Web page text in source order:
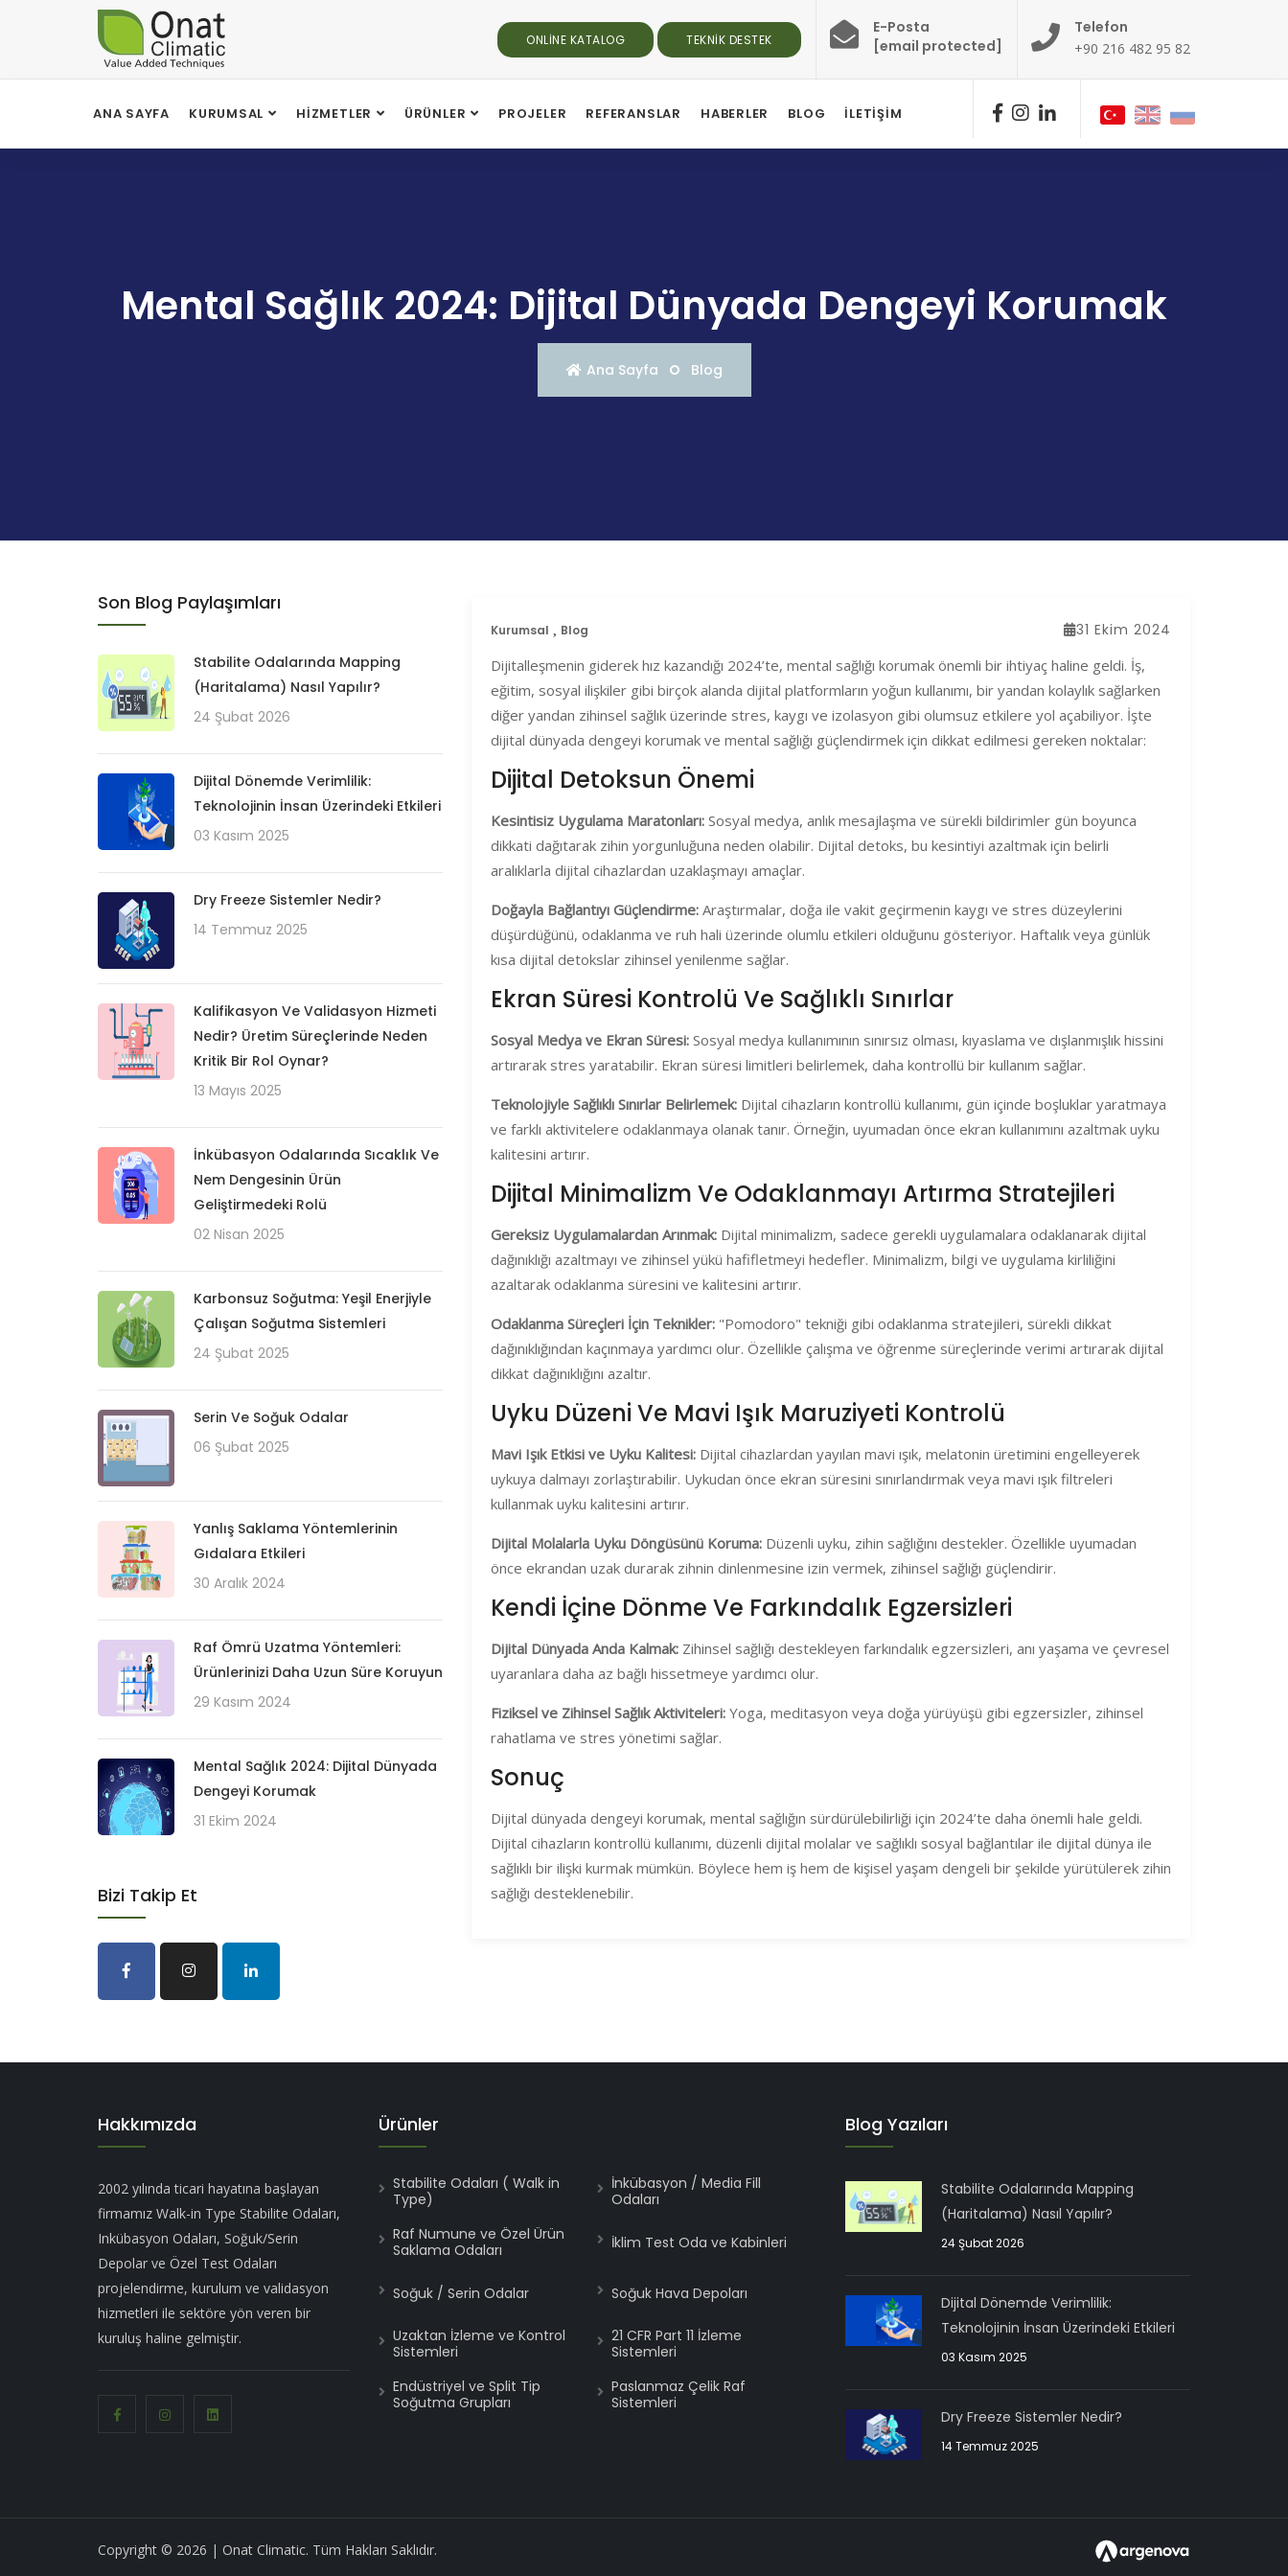
ONLINE KATALOG TEKNIK DESTEK
E-Posta
[email protected]
Telefon
+90 216 482 95 82
ANA SAYFA KURUMSAL HIZMETLER ÜRÜNLER PROJELER REFERANSLAR HABERLER BLOG İLETIŞIM
Mental Sağlık 2024: Dijital Dünyada Dengeyi Korumak
Ana Sayfa Blog
Son Blog Paylaşımları
Stabilite Odalarında Mapping
(Haritalama) Nasıl Yapılır?
24 Şubat 2026
Dijital Dönemde Verimlilik:
Teknolojinin İnsan Üzerindeki Etkileri
03 Kasım 2025
Dry Freeze Sistemler Nedir?
14 Temmuz 2025
Kalifikasyon Ve Validasyon Hizmeti
Nedir? Üretim Süreçlerinde Neden
Kritik Bir Rol Oynar?
13 Mayıs 2025
İnkübasyon Odalarında Sıcaklık Ve
Nem Dengesinin Ürün
Geliştirmedeki Rolü
02 Nisan 2025
Karbonsuz Soğutma: Yeşil Enerjiyle
Çalışan Soğutma Sistemleri
24 Şubat 2025
Serin Ve Soğuk Odalar
06 Şubat 2025
Yanlış Saklama Yöntemlerinin
Gıdalara Etkileri
30 Aralık 2024
Raf Ömrü Uzatma Yöntemleri:
Ürünlerinizi Daha Uzun Süre Koruyun
29 Kasım 2024
Mental Sağlık 2024: Dijital Dünyada
Dengeyi Korumak
31 Ekim 2024
Bizi Takip Et
Kurumsal Blog
31 Ekim 2024
Dijitalleşmenin giderek hız kazandığı 2024’te, mental sağlığı korumak önemli bir ihtiyaç haline geldi. İş,
eğitim, sosyal ilişkiler gibi birçok alanda dijital platformların yoğun kullanımı, bir yandan kolaylık sağlarken
diğer yandan zihinsel sağlık üzerinde stres, kaygı ve izolasyon gibi olumsuz etkilere yol açabiliyor. İşte
dijital dünyada dengeyi korumak ve mental sağlığı güçlendirmek için dikkat edilmesi gereken noktalar:
Dijital Detoksun Önemi
Kesintisiz Uygulama Maratonları: Sosyal medya, anlık mesajlaşma ve sürekli bildirimler gün boyunca
dikkati dağıtarak zihin yorgunluğuna neden olabilir. Dijital detoks, bu kesintiyi azaltmak için belirli
aralıklarla dijital cihazlardan uzaklaşmayı amaçlar.
Doğayla Bağlantıyı Güçlendirme: Araştırmalar, doğa ile vakit geçirmenin kaygı ve stres düzeylerini
düşürdüğünü, odaklanma ve ruh hali üzerinde olumlu etkileri olduğunu gösteriyor. Haftalık veya günlük
kısa dijital detokslar zihinsel yenilenme sağlar.
Ekran Süresi Kontrolü Ve Sağlıklı Sınırlar
Sosyal Medya ve Ekran Süresi: Sosyal medya kullanımının sınırsız olması, kıyaslama ve dışlanmışlık hissini
artırarak stres yaratabilir. Ekran süresi limitleri belirlemek, daha kontrollü bir kullanım sağlar.
Teknolojiyle Sağlıklı Sınırlar Belirlemek: Dijital cihazların kontrollü kullanımı, gün içinde boşluklar yaratmaya
ve farklı aktivitelere odaklanmaya olanak tanır. Örneğin, uyumadan önce ekran kullanımını azaltmak uyku
kalitesini artırır.
Dijital Minimalizm Ve Odaklanmayı Artırma Stratejileri
Gereksiz Uygulamalardan Arınmak: Dijital minimalizm, sadece gerekli uygulamalara odaklanarak dijital
dağınıklığı azaltmayı ve zihinsel yükü hafifletmeyi hedefler. Minimalizm, bilgi ve uygulama kirliliğini
azaltarak odaklanma süresini ve kalitesini artırır.
Odaklanma Süreçleri İçin Teknikler: "Pomodoro" tekniği gibi odaklanma stratejileri, sürekli dikkat
dağınıklığından kaçınmaya yardımcı olur. Özellikle çalışma ve öğrenme süreçlerinde verimi artırarak dijital
dikkat dağınıklığını azaltır.
Uyku Düzeni Ve Mavi Işık Maruziyeti Kontrolü
Mavi Işık Etkisi ve Uyku Kalitesi: Dijital cihazlardan yayılan mavi ışık, melatonin üretimini engelleyerek
uykuya dalmayı zorlaştırabilir. Uykudan önce ekran süresini sınırlandırmak veya mavi ışık filtreleri
kullanmak uyku kalitesini artırır.
Dijital Molalarla Uyku Döngüsünü Koruma: Düzenli uyku, zihin sağlığını destekler. Özellikle uyumadan
önce ekrandan uzak durarak zihnin dinlenmesine izin vermek, zihinsel sağlığı güçlendirir.
Kendi İçine Dönme Ve Farkındalık Egzersizleri
Dijital Dünyada Anda Kalmak: Zihinsel sağlığı destekleyen farkındalık egzersizleri, anı yaşama ve çevresel
uyaranlara daha az bağlı hissetmeye yardımcı olur.
Fiziksel ve Zihinsel Sağlık Aktiviteleri: Yoga, meditasyon veya doğa yürüyüşü gibi egzersizler, zihinsel
rahatlama ve stres yönetimi sağlar.
Sonuç
Dijital dünyada dengeyi korumak, mental sağlığın sürdürülebilirliği için 2024’te daha önemli hale geldi.
Dijital cihazların kontrollü kullanımı, düzenli dijital molalar ve sağlıklı sosyal bağlantılar ile dijital dünya ile
sağlıklı bir ilişki kurmak mümkün. Böylece hem iş hem de kişisel yaşam dengeli bir şekilde yürütülerek zihin
sağlığı desteklenebilir.
Hakkımızda
2002 yılında ticari hayatına başlayan
firmamız Walk-in Type Stabilite Odaları,
Inkübasyon Odaları, Soğuk/Serin
Depolar ve Özel Test Odaları
projelendirme, kurulum ve validasyon
hizmetleri ile sektöre yön veren bir
kuruluş haline gelmiştir.
Ürünler
Stabilite Odaları ( Walk in
Type)
İnkübasyon / Media Fill
Odaları
Raf Numune ve Özel Ürün
Saklama Odaları
İklim Test Oda ve Kabinleri
Soğuk / Serin Odalar Soğuk Hava Depoları
Uzaktan İzleme ve Kontrol
Sistemleri
21 CFR Part 11 İzleme
Sistemleri
Endüstriyel ve Split Tip
Soğutma Grupları
Paslanmaz Çelik Raf
Sistemleri
Blog Yazıları
Stabilite Odalarında Mapping
(Haritalama) Nasıl Yapılır?
24 Şubat 2026
Dijital Dönemde Verimlilik:
Teknolojinin İnsan Üzerindeki Etkileri
03 Kasım 2025
Dry Freeze Sistemler Nedir?
14 Temmuz 2025
Copyright © 2026 | Onat Climatic. Tüm Hakları Saklıdır.